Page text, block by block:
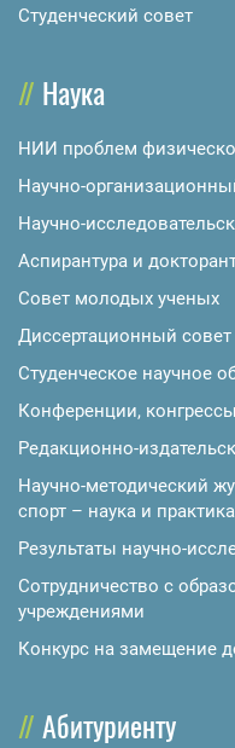
Студенческий совет
Наука
НИИ проблем
Научно-
Научно-
Аспирантура и
Совет молодых ученых
Диссертационный совет
Студенческое научное
Конференции, конгрессы
Редакционно-
Научно-методический
спорт – наука и
Результаты научно-
Сотрудничество с
учреждениями
Конкурс на замещение
Абитуриенту